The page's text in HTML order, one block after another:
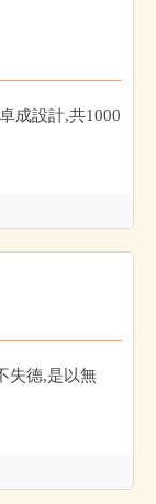
成設計,共1000
失德,是以無